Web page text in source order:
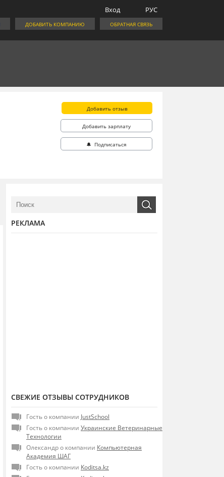
РУС
Вход
ОБРАТНАЯ СВЯЗЬ
ДОБАВИТЬ КОМПАНИЮ
Добавить отзыв
Добавить зарплату
🔔 Подписаться
РЕКЛАМА
СВЕЖИЕ ОТЗЫВЫ СОТРУДНИКОВ
Гость о компании JustSchool
Гость о компании Украинские Ветеринарные
Технологии
Олександр о компании Компьютерная
Академия ШАГ
Гость о компании Koditsa.kz